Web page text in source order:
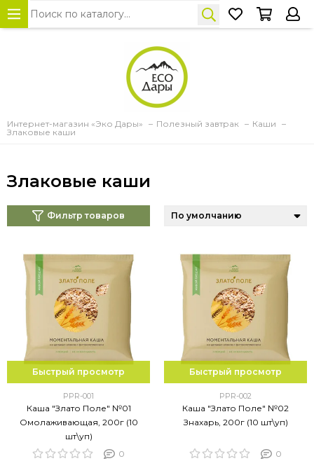
Интернет-магазин «Эко Дары» Полезный завтрак
Каши
Злаковые каши
Злаковые каши
Фильтр товаров
Быстрый просмотр
PPR-001
Каша "Злато Поле" №01
Омолаживающая, 200г (10
шт\уп)
0
Быстрый просмотр
PPR-002
Каша "Злато Поле" №02
Знахарь, 200г (10 шт\уп)
0